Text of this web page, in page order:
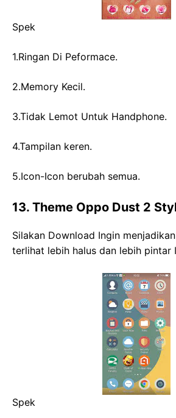
Spek
1.Ringan Di Peformace.
2.Memory Kecil.
3.Tidak Lemot Untuk Handphone.
4.Tampilan keren.
5.Icon-Icon berubah semua.
13. Theme Oppo Dust 2
Silakan Download Ingin
terlihat lebih halus dan lebih pintar
Spek